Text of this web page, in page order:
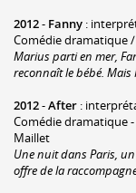
2012- Fanny :
Comédie dramatique
Marius parti en mer,
reconnaît le bébé.
2012-After :
Comédie dramatique
Maillet
Une nuit dans Paris,
offre de la